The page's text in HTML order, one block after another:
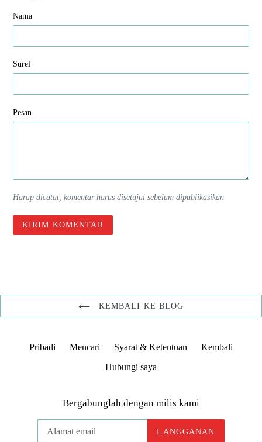
Nama
Surel
Pesan
Harap dicatat, komentar harus disetujui sebelum dipublikasikan
KEMBALI KE BLOG
Pribadi Mencari Syarat & Ketentuan
Kembali
Hubungi saya
Bergabunglah dengan milis kami
LANGGANAN